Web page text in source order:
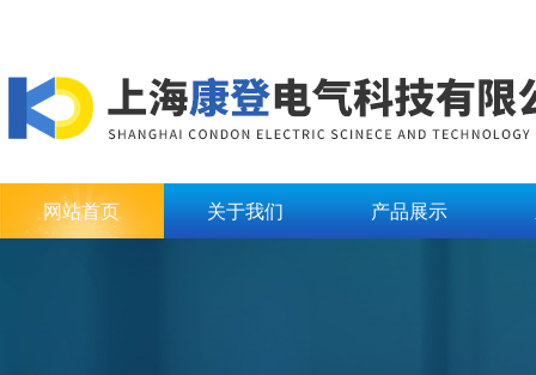
网站首页 关于我们 产品展示